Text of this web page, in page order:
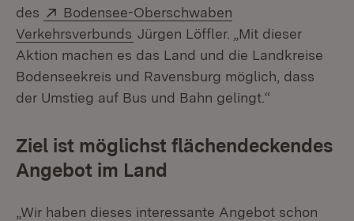
des
Extern:
Bodensee-Oberschwaben
Verkehrsverbunds (Öffnet in neuem Fenster)
Jürgen Löffler. „Mit dieser
Aktion machen es das Land und die Landkreise
Bodenseekreis und Ravensburg möglich, dass
der Umstieg auf Bus und Bahn gelingt.“
Ziel ist möglichst flächendeckendes
Angebot im Land
„Wir haben dieses interessante Angebot schon